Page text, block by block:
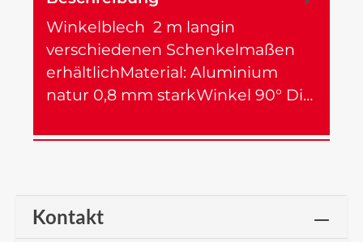
Winkelblech 2 m langin
verschiedenen Schenkelmaßen
erhältlichMaterial: Aluminium
natur 0,8 mm starkWinkel 90° Di…
Kontakt